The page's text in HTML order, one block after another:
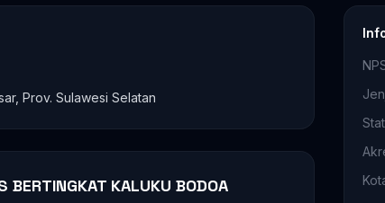
Prov. Sulawesi Selatan
KALUKU BODOA